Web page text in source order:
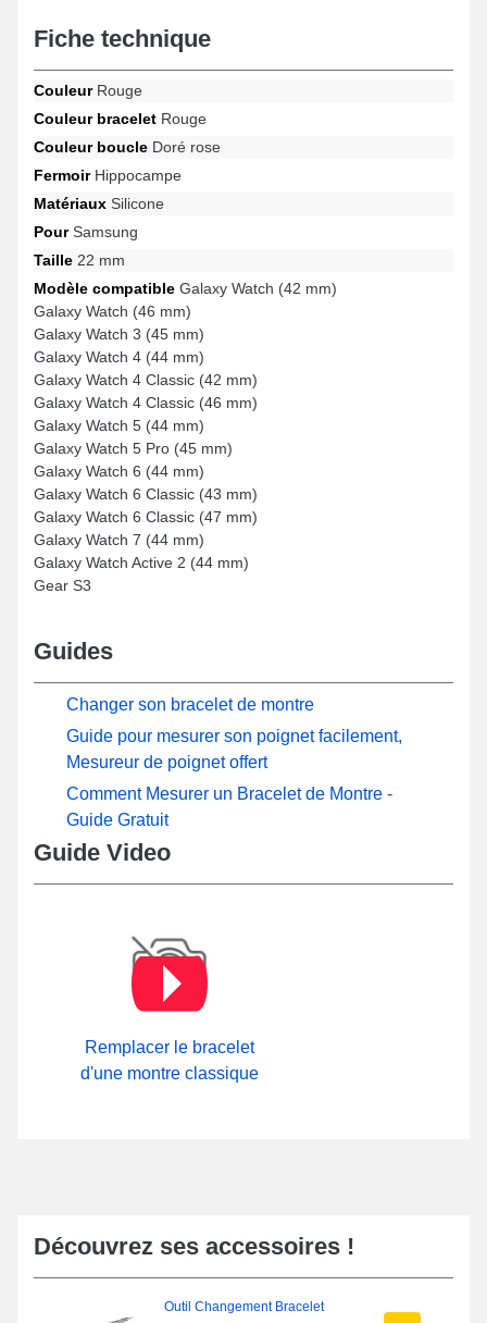
Samsung s'intègre idéalement à de nombreuses références de la
Fiche technique
CouleurRouge
Couleur bracelet Rouge
Couleur boucle Doré rose
FermoirHippocampe
Matériaux Silicone
PourSamsung
Taille 22 mm
Modèle compatible Galaxy Watch (42 mm)
Galaxy Watch (46 mm)
Galaxy Watch 3 (45 mm)
Galaxy Watch 4 (44 mm)
Galaxy Watch 4 Classic (42 mm)
Galaxy Watch 4 Classic (46 mm)
Galaxy Watch 5 (44 mm)
Galaxy Watch 5 Pro (45 mm)
Galaxy Watch 6 (44 mm)
Galaxy Watch 6 Classic (43 mm)
Galaxy Watch 6 Classic (47 mm)
Galaxy Watch 7 (44 mm)
Galaxy Watch Active 2 (44 mm)
Gear S3
Guides
Changer son bracelet de montre
Guide pour mesurer son poignet facilement,
Mesureur de poignet offert
Comment Mesurer un Bracelet de Montre -
Guide Gratuit
Guide Video
Remplacer le bracelet
d'une montre classique
Découvrez ses accessoires !
Outil Changement Bracelet